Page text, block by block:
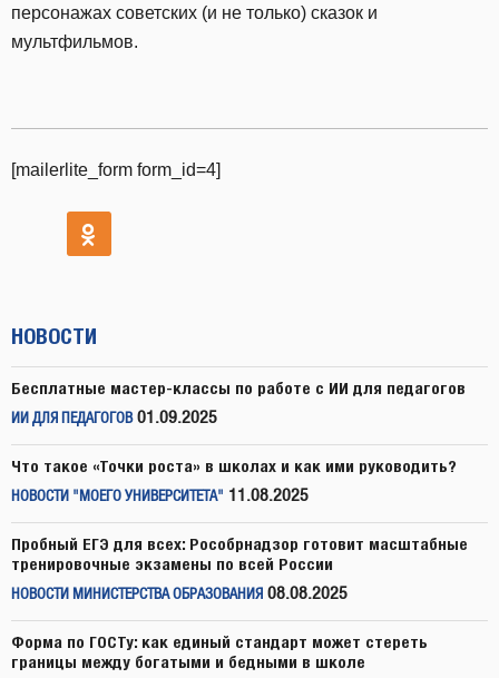
персонажах советских (и не только) сказок и
мультфильмов.
[mailerlite_form form_id=4]
НОВОСТИ
Бесплатные мастер-классы по работе с ИИ для педагогов
ИИ ДЛЯ ПЕДАГОГОВ 01.09.2025
Что такое «Точки роста» в школах и как ими руководить?
НОВОСТИ "МОЕГО УНИВЕРСИТЕТА" 11.08.2025
Пробный ЕГЭ для всех: Рособрнадзор готовит масштабные
тренировочные экзамены по всей России
НОВОСТИ МИНИСТЕРСТВА ОБРАЗОВАНИЯ 08.08.2025
Форма по ГОСТу: как единый стандарт может стереть
границы между богатыми и бедными в школе